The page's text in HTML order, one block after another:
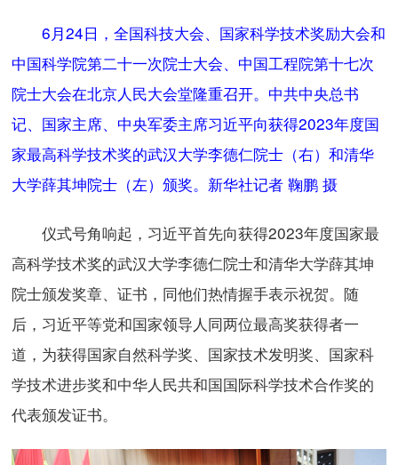
6月24日，全国科技大会、国家科学技术奖励大会和
中国科学院第二十一次院士大会、中国工程院第十七次
院士大会在北京人民大会堂隆重召开。中共中央总书
记、国家主席、中央军委主席习近平向获得2023年度国
家最高科学技术奖的武汉大学李德仁院士（右）和清华
大学薛其坤院士（左）颁奖。新华社记者 鞠鹏 摄
仪式号角响起，习近平首先向获得2023年度国家最
高科学技术奖的武汉大学李德仁院士和清华大学薛其坤
院士颁发奖章、证书，同他们热情握手表示祝贺。随
后，习近平等党和国家领导人同两位最高奖获得者一
道，为获得国家自然科学奖、国家技术发明奖、国家科
学技术进步奖和中华人民共和国国际科学技术合作奖的
代表颁发证书。